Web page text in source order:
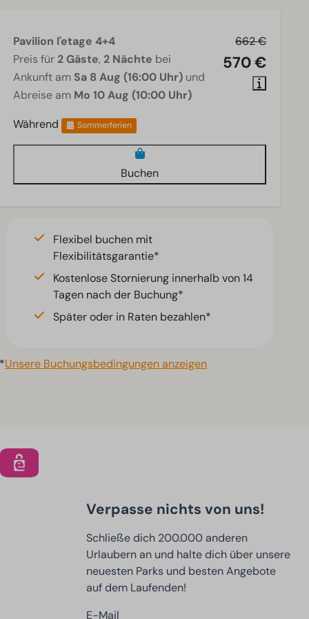
662 €
570 €
Pavilion l'etage 4+4
Preis für 2 Gäste, 2 Nächte bei
Ankunft am Sa 8 Aug (16:00 Uhr) und
Abreise am Mo 10 Aug (10:00 Uhr)
Während
Sommerferien
Buchen
Flexibel buchen mit
Flexibilitätsgarantie*
Kostenlose Stornierung innerhalb von 14
Tagen nach der Buchung*
Später oder in Raten bezahlen*
*Unsere Buchungsbedingungen anzeigen
Verpasse nichts von uns!
Schließe dich 200.000 anderen
Urlaubern an und halte dich über unsere
neuesten Parks und besten Angebote
auf dem Laufenden!
E-Mail